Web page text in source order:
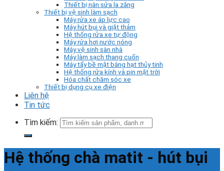
Thiết bị nắn sửa la zăng
Thiết bị vệ sinh làm sạch
Máy rửa xe áp lực cao
Máy hút bụi và giặt thảm
Hệ thống rửa xe tự động
Máy rửa hơi nước nóng
Máy vệ sinh sàn nhà
Máy làm sạch thang cuốn
Máy tẩy bề mặt bằng hạt thủy tinh
Hệ thống rửa kính và pin mặt trời
Hóa chất chăm sóc xe
Thiết bị dụng cụ xe điện
Liên hệ
Tin tức
Tìm kiếm:
Hệ thống chà matit - hút bụi